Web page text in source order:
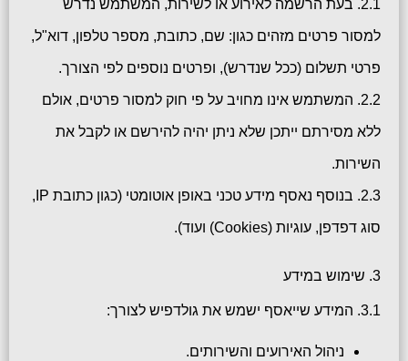
2.1. בעת הרשמה לאירוע או לשירות, המשתמש נדרש
למסור פרטים מזהים כגון: שם, כתובת, מספר טלפון, דוא"ל,
פרטי תשלום (ככל שנדרש), ופרטים נוספים לפי הצורך.
2.2. המשתמש אינו מחויב על פי חוק למסור פרטים, אולם
ללא מסירתם ייתכן שלא ניתן יהיה להירשם או לקבל את
השירות.
2.3. בנוסף נאסף מידע טכני באופן אוטומטי (כגון כתובת IP,
סוג דפדפן, עוגיות (Cookies) ועוד).
3. שימוש במידע
3.1. המידע שייאסף ישמש את גולדפיש לצורך:
ניהול האירועים והשירותים.